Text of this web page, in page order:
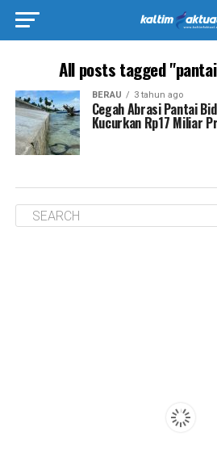
All posts tagged
BERAU 3 tahun ago
Cegah Abrasi Pantai
Kucurkan Rp17 Miliar